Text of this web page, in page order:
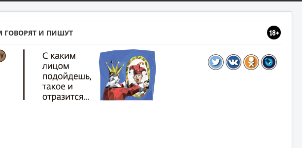
ГОВОРЯТ И ПИШУТ